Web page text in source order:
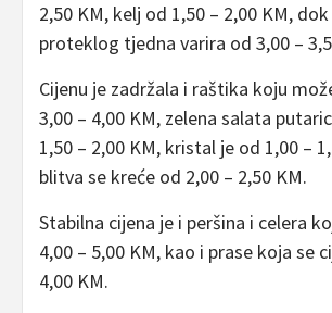
2,50 KM, kelj od 1,50 – 2,00 KM,
proteklog tjedna varira od 3,00 –
Cijenu je zadržala i raštika koju
3,00 – 4,00 KM, zelena salata
1,50 – 2,00 KM, kristal je od 1,00 –
blitva se kreće od 2,00 – 2,50 KM.
Stabilna cijena je i peršina i celera
4,00 – 5,00 KM, kao i prase koja se
4,00 KM.